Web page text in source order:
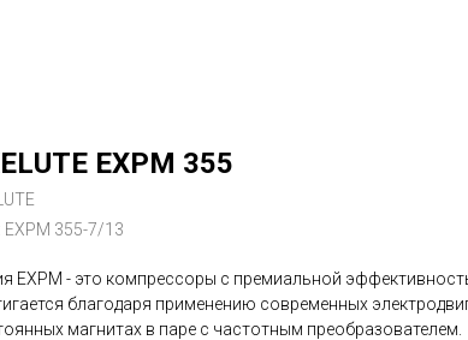
EXPM 355
EXPM 355-7/13
EXPM - это компрессоры с премиальной
благодаря применению современных
магнитах в паре с частотным преобразователем.